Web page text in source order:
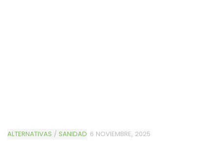
ALTERNATIVAS / SANIDAD 6 NOVIEMBRE, 2025